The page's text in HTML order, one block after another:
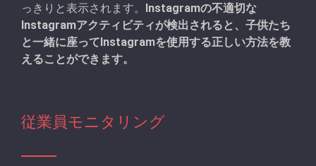
っきりと表示されます。 Instagramの不適切な
Instagramアクティビティが検出されると、子供たち
と一緒に座ってInstagramを使用する正しい方法を教
えることができます。
従業員モニタリング